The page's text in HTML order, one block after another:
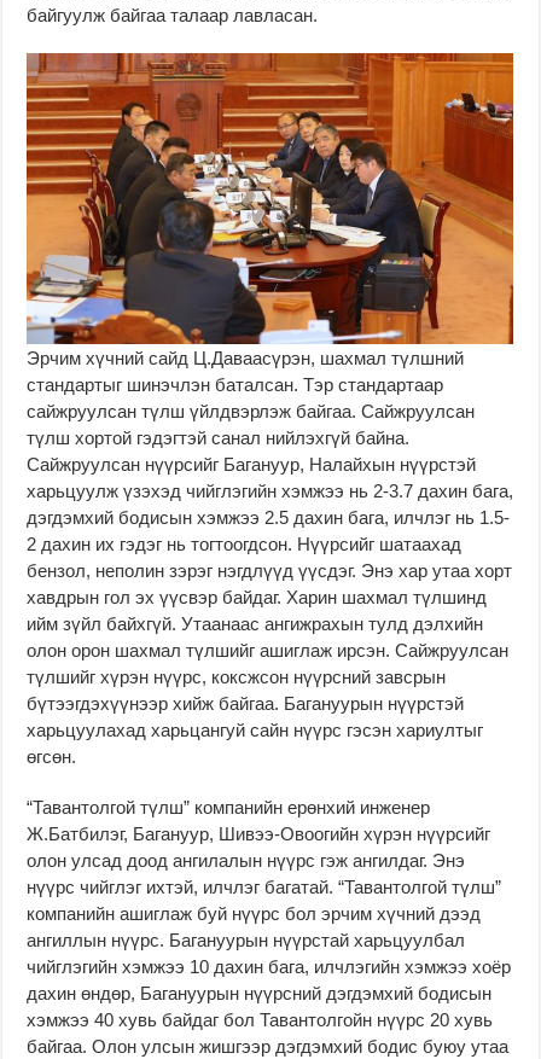
байгуулж байгаа талаар лавласан.
Эрчим хүчний сайд Ц.Даваасүрэн, шахмал түлшний
стандартыг шинэчлэн баталсан. Тэр стандартаар
сайжруулсан түлш үйлдвэрлэж байгаа. Сайжруулсан
түлш хортой гэдэгтэй санал нийлэхгүй байна.
Сайжруулсан нүүрсийг Багануур, Налайхын нүүрстэй
харьцуулж үзэхэд чийглэгийн хэмжээ нь 2-3.7 дахин бага,
дэгдэмхий бодисын хэмжээ 2.5 дахин бага, илчлэг нь 1.5-
2 дахин их гэдэг нь тогтоогдсон. Нүүрсийг шатаахад
бензол, неполин зэрэг нэгдлүүд үүсдэг. Энэ хар утаа хорт
хавдрын гол эх үүсвэр байдаг. Харин шахмал түлшинд
ийм зүйл байхгүй. Утаанаас ангижрахын тулд дэлхийн
олон орон шахмал түлшийг ашиглаж ирсэн. Сайжруулсан
түлшийг хүрэн нүүрс, коксжсон нүүрсний завсрын
бүтээгдэхүүнээр хийж байгаа. Багануурын нүүрстэй
харьцуулахад харьцангуй сайн нүүрс гэсэн хариултыг
өгсөн.
“Тавантолгой түлш” компанийн ерөнхий инженер
Ж.Батбилэг, Багануур, Шивээ-Овоогийн хүрэн нүүрсийг
олон улсад доод ангилалын нүүрс гэж ангилдаг. Энэ
нүүрс чийглэг ихтэй, илчлэг багатай. “Тавантолгой түлш”
компанийн ашиглаж буй нүүрс бол эрчим хүчний дээд
ангиллын нүүрс. Багануурын нүүрстай харьцуулбал
чийглэгийн хэмжээ 10 дахин бага, илчлэгийн хэмжээ хоёр
дахин өндөр, Багануурын нүүрсний дэгдэмхий бодисын
хэмжээ 40 хувь байдаг бол Тавантолгойн нүүрс 20 хувь
байгаа. Олон улсын жишгээр дэгдэмхий бодис буюу утаа